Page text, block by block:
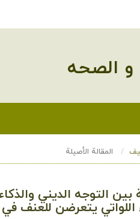
و الصحه
المقالة الأصيلة
بين التوجه الديني
اللواتي يتعرضن للعنف في